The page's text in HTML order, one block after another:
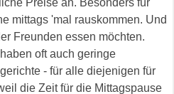
Preise an. Besonders für
mittags 'mal rauskommen. Und
Freunden essen möchten.
oft auch geringe
- für alle diejenigen für
die Zeit für die Mittagspause